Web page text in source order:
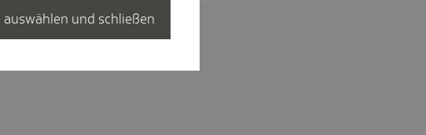
auswählen und schließen